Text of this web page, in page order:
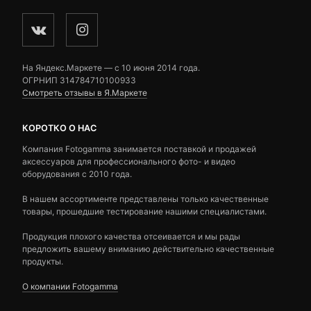
На Яндекс.Маркете — c 10 июня 2014 года.
ОГРНИП 314784710100933
Смотреть отзывы в Я.Маркете
КОРОТКО О НАС
Компания Fotogamma занимается поставкой и продажей
аксессуаров для профессионального фото- и видео
оборудования с 2010 года.
В нашем ассортименте представлены только качественные
товары, прошедшие тестирование нашими специалистами.
Продукция плохого качества отсеивается и мы рады
предложить вашему вниманию действительно качественные
продукты.
О компании Fotogamma